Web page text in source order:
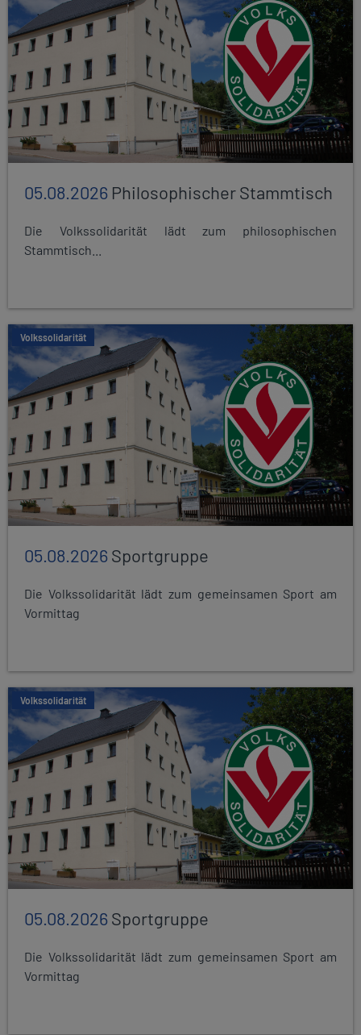
05.08.2026 Philosophischer Stammtisch
Die Volkssolidarität lädt zum philosophischen
Stammtisch...
Volkssolidarität
05.08.2026Sportgruppe
Die Volkssolidarität lädt zum gemeinsamen Sport am
Vormittag
Volkssolidarität
05.08.2026Sportgruppe
Die Volkssolidarität lädt zum gemeinsamen Sport am
Vormittag